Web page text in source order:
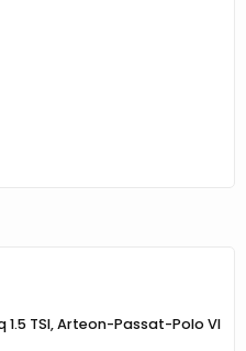
1.5 TSI, Arteon-Passat-Polo VI